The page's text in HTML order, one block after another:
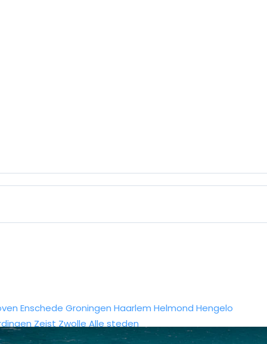
Enschede Groningen Haarlem Helmond Hengelo
Zeist Zwolle Alle steden